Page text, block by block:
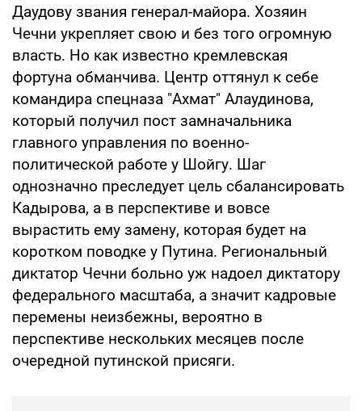
Даудову звания генерал-майора. Хозяин
Чечни укрепляет свою и без того огромную
власть. Но как известно кремлевская
фортуна обманчива. Центр оттянул к себе
командира спецназа "Ахмат" Алаудинова,
который получил пост замначальника
главного управления по военно-
политической работе у Шойгу. Шаг
однозначно преследует цель сбалансировать
Кадырова, а в перспективе и вовсе
вырастить ему замену, которая будет на
коротком поводке у Путина. Региональный
диктатор Чечни больно уж надоел диктатору
федерального масштаба, а значит кадровые
перемены неизбежны, вероятно в
перспективе нескольких месяцев после
очередной путинской присяги.